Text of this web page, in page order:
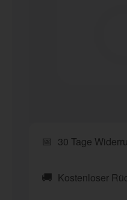
📅 30 Tage
🚚 Kostenloser